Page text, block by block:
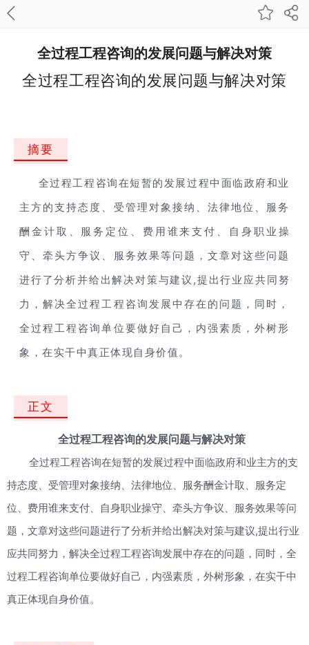
全过程工程咨询的发展问题与解决对策
全过程工程咨询的发展问题与解决对策
摘要
全过程工程咨询在短暂的发展过程中面临政府和业
主方的支持态度、受管理对象接纳、法律地位、服务
酬金计取、服务定位、费用谁来支付、自身职业操
守、牵头方争议、服务效果等问题，文章对这些问题
进行了分析并给出解决对策与建议 ,提出行业应共同努
力，解决全过程工程咨询发展中存在的问题，同时，
全过程工程咨询单位要做好自己，内强素质，外树形
象，在实干中真正体现自身价值。
正文
全过程工程咨询的发展问题与解决对策
全过程工程咨询在短暂的发展过程中面临政府和业主方的支
持态度、受管理对象接纳、法律地位、服务酬金计取、服务定
位、费用谁来支付、自身职业操守、牵头方争议、服务效果等问
题，文章对这些问题进行了分析并给出解决对策与建议,提出行业
应共同努力，解决全过程工程咨询发展中存在的问题，同时，全
过程工程咨询单位要做好自己，内强素质，外树形象，在实干中
真正体现自身价值。